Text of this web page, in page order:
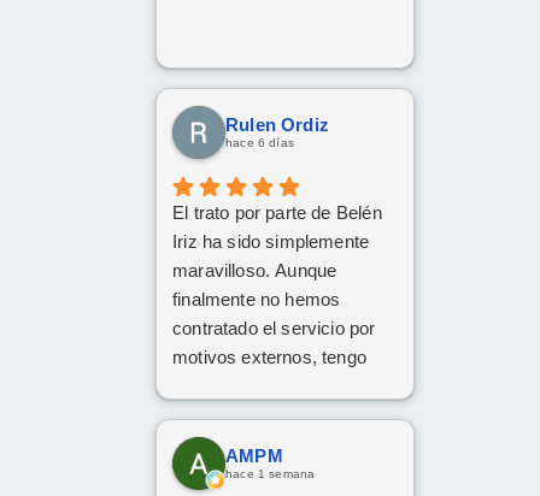
Rulen Ordiz
hace 6 días
El trato por parte de Belén
Iriz ha sido simplemente
maravilloso. Aunque
finalmente no hemos
contratado el servicio por
motivos externos, tengo
decido dar el paso, volveré
a ponerme en sus manos
sin dudarlo. Da gusto
AMPM
hace 1 semana